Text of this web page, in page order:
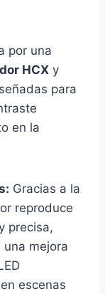
por una
HCX y
para
en la
Gracias a la
reproduce
precisa,
una mejora
escenas